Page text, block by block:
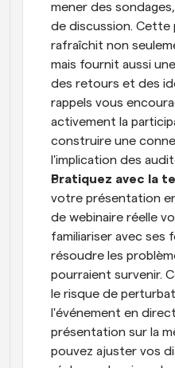
mener des
de discussion. Cette
rafraîchit non
mais fournit aussi
des retours et des
rappels vous
activement la
construire une
l'implication des
Pratiquez avec la
votre présentation
de webinaire réelle
familiariser avec ses
résoudre les
pourraient survenir.
le risque de
l'événement en
présentation sur la
pouvez ajuster vos